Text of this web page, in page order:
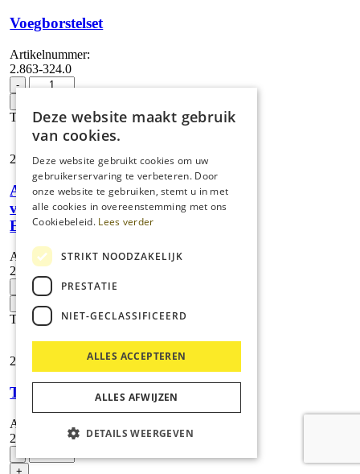
Voegborstelset
Artikelnummer:
2.863-324.0
-
Voegborstelset
Toevoegen
28, 88
Allrounder
vloerdoekenset
EasyFix
Artikelnummer:
2.863-341.0
Allrounder
vloerdoekenset
EasyFix
aantal
Toevoegen
21,
Textielsproeier
Artikelnummer:
2.863-233.0
aantal
+
Deze website maakt gebruik
van cookies.
Deze website gebruikt cookies om uw
gebruikerservaring te verbeteren. Door
onze website te gebruiken, stemt u in met
alle cookies in overeenstemming met ons
Cookiebeleid. Lees verder
STRIKT NOODZAKELIJK
PRESTATIE
NIET-GECLASSIFICEERD
ALLES ACCEPTEREN
ALLES AFWIJZEN
DETAILS WEERGEVEN